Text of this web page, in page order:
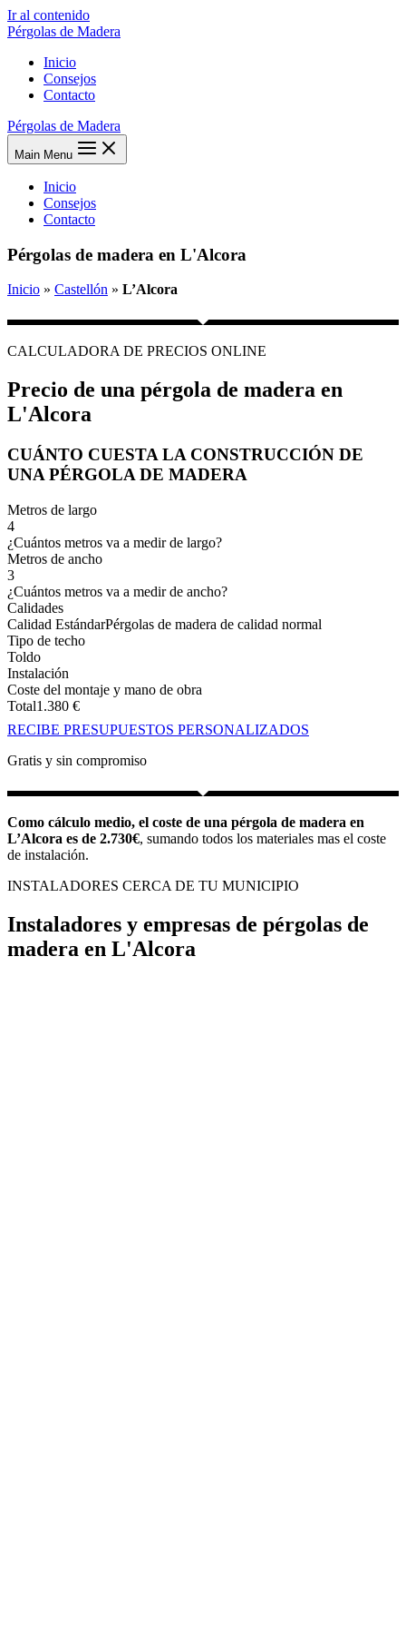
Ir al contenido
Pérgolas de Madera
Inicio
Consejos
Contacto
Pérgolas de Madera
Main Menu
Inicio
Consejos
Contacto
Pérgolas de madera en L'Alcora
Inicio » Castellón » L’Alcora
CALCULADORA DE PRECIOS ONLINE
Precio de una pérgola de madera en
L'Alcora
CUÁNTO CUESTA LA CONSTRUCCIÓN DE
UNA PÉRGOLA DE MADERA
Metros de largo
4
¿Cuántos metros va a medir de largo?
Metros de ancho
3
¿Cuántos metros va a medir de ancho?
Calidades
Calidad EstándarPérgolas de madera de calidad normal
Tipo de techo
Toldo
Instalación
Coste del montaje y mano de obra
Total1.380 €
RECIBE PRESUPUESTOS PERSONALIZADOS
Gratis y sin compromiso
Como cálculo medio, el coste de una pérgola de madera en
L’Alcora es de 2.730€, sumando todos los materiales mas el coste
de instalación.
INSTALADORES CERCA DE TU MUNICIPIO
Instaladores y empresas de pérgolas de
madera en L'Alcora